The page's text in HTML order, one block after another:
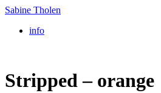
Sabine Tholen
info
Stripped – orange